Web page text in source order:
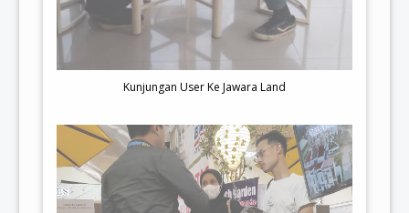
Kunjungan User Ke Jawara Land